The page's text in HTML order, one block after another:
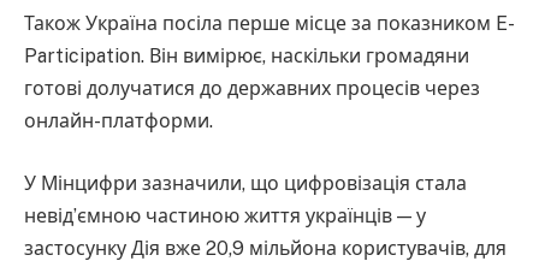
Також Україна посіла перше місце за показником E-
Participation. Він вимірює, наскільки громадяни
готові долучатися до державних процесів через
онлайн-платформи.
У Мінцифри зазначили, що цифровізація стала
невідʼємною частиною життя українців — у
застосунку Дія вже 20,9 мільйона користувачів, для